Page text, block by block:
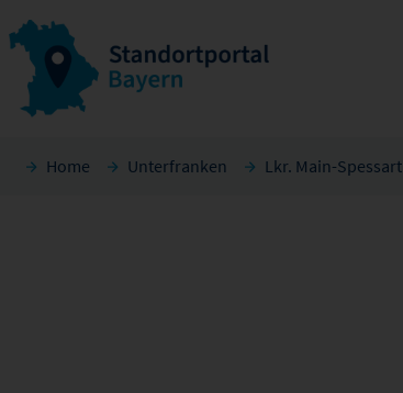
Home Unterfranken Lkr. Main-Spessart